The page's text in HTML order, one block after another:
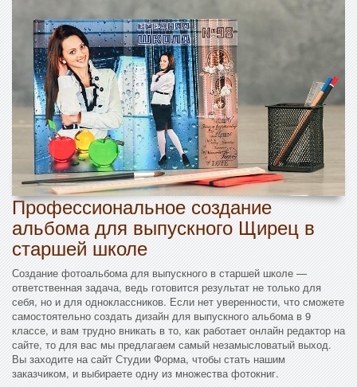
Профессиональное создание
альбома для выпускного Щирец в
старшей школе
Создание фотоальбома для выпускного в старшей школе —
ответственная задача, ведь готовится результат не только для
себя, но и для одноклассников. Если нет уверенности, что сможете
самостоятельно создать дизайн для выпускного альбома в 9
классе, и вам трудно вникать в то, как работает онлайн редактор на
сайте, то для вас мы предлагаем самый незамысловатый выход.
Вы заходите на сайт Студии Форма, чтобы стать нашим
заказчиком, и выбираете одну из множества фотокниг.